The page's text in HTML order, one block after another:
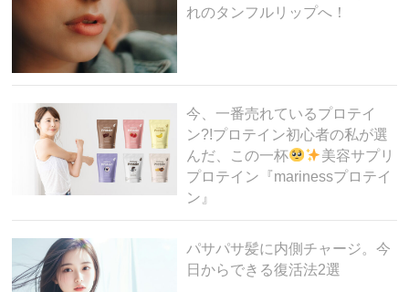
れのタンフルリップへ！
今、一番売れているプロテイ
ン?!プロテイン初心者の私が選
んだ、この一杯
美容サプリ
プロテイン『marinessプロテイ
ン』
パサパサ髪に内側チャージ。今
日からできる復活法2選